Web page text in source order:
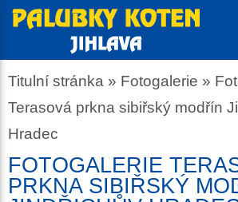
Titulní stránka » Fotogalerie »
Terasová prkna sibiřský modřín
Hradec
FOTOGALERIE
PRKNA SIBIŘSKÝ